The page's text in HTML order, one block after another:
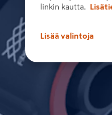
linkin kautta.
Lisää valintoja